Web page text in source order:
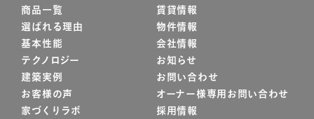
商品一覧
選ばれる理由
基本性能
テクノロジー
建築実例
お客様の声
家づくりラボ
賃貸情報
物件情報
会社情報
お知らせ
お問い合わせ
オーナー様専用お問い合わせ
採用情報